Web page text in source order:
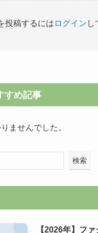
投稿するには ログイン し
すめ記事
ませんでした。
検索
【2026年】フ